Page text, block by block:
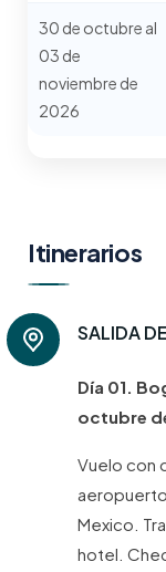
30 de octubre al
03 de
noviembre de
2026
Itinerarios
SALIDA
Día 01.
octubre
Vuelo con
Mexico.
hotel.